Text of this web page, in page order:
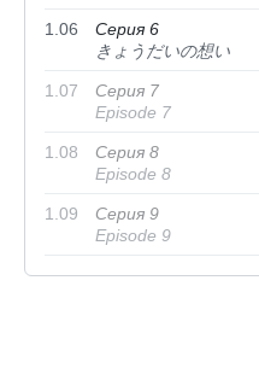
1.06
Серия 6
きょうだいの想い
1.07
Серия 7
Episode 7
1.08
Серия 8
Episode 8
1.09
Серия 9
Episode 9